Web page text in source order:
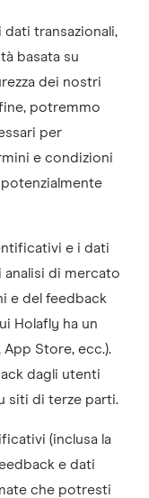
transazionali,
basata su
dei nostri
potremmo
per
e condizioni
e i dati
di mercato
e del feedback
Holafly ha un
Store, ecc.).
dagli utenti
siti di terze parti.
(inclusa la
e dati
che potresti